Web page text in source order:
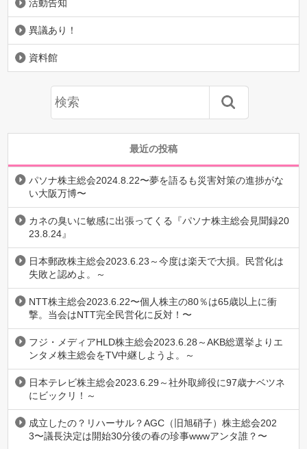
活動告知
異議あり！
資料館
最近の投稿
パソナ株主総会2024.8.22〜夢を語るも災害対策の進捗がな
い大阪万博〜
カネの臭いに敏感に出張ってくる『パソナ株主総会見聞録20
23.8.24』
日本郵政株主総会2023.6.23～今度は楽天で大損。民営化は
失敗と認めよ。～
NTT株主総会2023.6.22〜個人株主の80％は65歳以上に衝
撃。当会はNTT完全民営化に反対！〜
フジ・メディアHLD株主総会2023.6.28～AKB総選挙よりエ
ンタメ株主総会をTV中継しようよ。～
日本テレビ株主総会2023.6.29～社外取締役に97歳ナベツネ
にビックリ！～
成立したの？リハーサル？AGC（旧旭硝子）株主総会202
3〜議長決定は開始30分後の春の珍事wwwアンタ誰？〜